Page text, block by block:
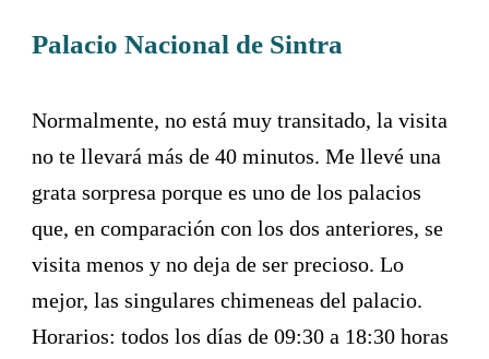
Palacio Nacional de Sintra
Normalmente, no está muy transitado, la visita
no te llevará más de 40 minutos. Me llevé una
grata sorpresa porque es uno de los palacios
que, en comparación con los dos anteriores, se
visita menos y no deja de ser precioso. Lo
mejor, las singulares chimeneas del palacio.
Horarios: todos los días de 09:30 a 18:30 horas